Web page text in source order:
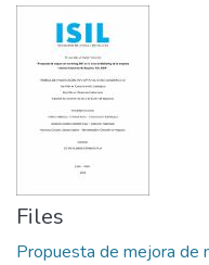
Files
Propuesta de mejora de